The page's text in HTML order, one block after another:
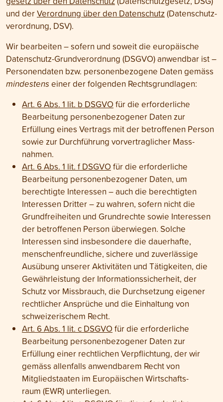
und derVerordnung über den Daten­schutz (Daten­schutz­
verordnung, DSV).
Wir bearbeiten – sofern und soweit die europäische
Daten­schutz-Grund­verordnung (DSGVO) anwendbar ist –
Personen­daten bzw. personenbezogene Daten gemäss
mindestenseiner der folgenden Rechts­grundlagen:
Art. 6 Abs. 1 lit. b DSGVO für die erforderliche
Bearbeitung personen­bezogener Daten zur
Erfüllung eines Vertrags mit der betroffenen Person
sowie zur Durch­führung vor­vertraglicher Mass­
nahmen.
Art. 6 Abs. 1 lit. f DSGVO für die erforderliche
Bearbeitung personen­bezogener Daten, um
berechtigte Interessen – auch die berechtigten
Interessen Dritter – zu wahren, sofern nicht die
Grund­freiheiten und Grund­rechte sowie Interessen
der betroffenen Person überwiegen. Solche
Interessen sind insbesondere die dauerhafte,
menschen­freundliche, sichere und zuverlässige
Ausübung unserer Aktivitäten und Tätig­keiten, die
Gewähr­leistung der Informations­sicherheit, der
Schutz vor Miss­brauch, die Durch­setzung eigener
recht­licher Ansprüche und die Ein­haltung von
schweizerischem Recht.
Art. 6 Abs. 1 lit. c DSGVO für die erforderliche
Bearbeitung personen­bezogener Daten zur
Erfüllung einer recht­lichen Ver­pflichtung, der wir
gemäss allen­falls anwendbarem Recht von
Mitgliedstaaten im Europäischen Wirtschafts­
raum (EWR) unterliegen.